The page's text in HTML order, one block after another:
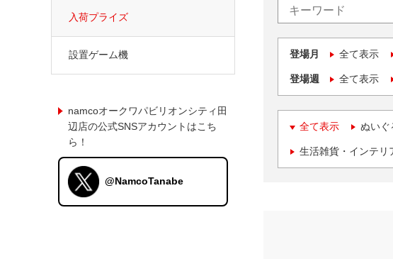
登場月 全て表示
登場週 全て表示
全て表示 ぬいぐ
生活雑貨・インテリ
入荷プライズ
設置ゲーム機
namcoオークワパビリオンシティ田
辺店の公式SNSアカウントはこち
ら！
@NamcoTanabe